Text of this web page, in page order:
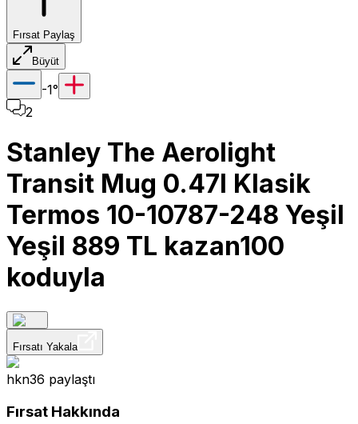
Fırsat Paylaş
Büyüt
-1°
2
Stanley The Aerolight
Transit Mug 0.47l Klasik
Termos 10-10787-248 Yeşil
Yeşil 889 TL kazan100
koduyla
Fırsatı Yakala
hkn36 paylaştı
Fırsat Hakkında